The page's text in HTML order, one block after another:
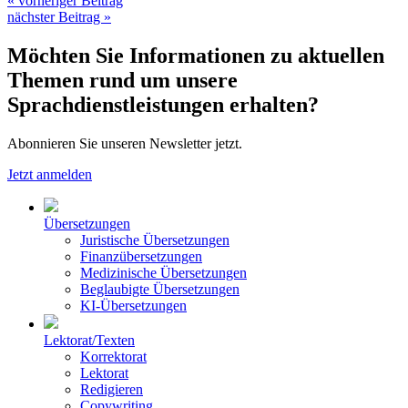
nächster Beitrag »
Möchten Sie Informationen zu aktuellen
Themen rund um unsere
Sprachdienstleistungen erhalten?
Abonnieren Sie unseren Newsletter jetzt.
Jetzt anmelden
Übersetzungen
Juristische Übersetzungen
Finanzübersetzungen
Medizinische Übersetzungen
Beglaubigte Übersetzungen
KI-Übersetzungen
Lektorat/Texten
Korrektorat
Lektorat
Redigieren